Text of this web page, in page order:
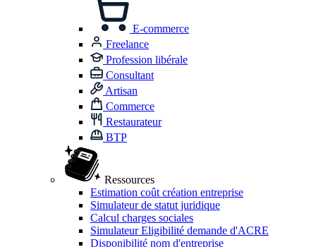
E-commerce
Freelance
Profession libérale
Consultant
Artisan
Commerce
Restaurateur
BTP
Ressources
Estimation coût création entreprise
Simulateur de statut juridique
Calcul charges sociales
Simulateur Eligibilité demande d'ACRE
Disponibilité nom d'entreprise